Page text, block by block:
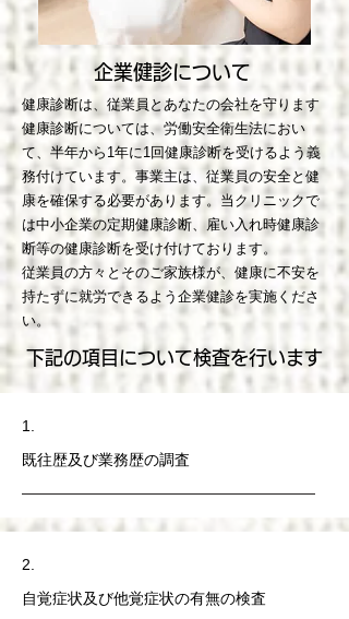
企業健診について
健康診断は、従業員とあなたの会社を守ります
健康診断については、労働安全衛生法におい
て、半年から1年に1回健康診断を受けるよう義
務付けています。事業主は、従業員の安全と健
康を確保する必要があります。当クリニックで
は中小企業の定期健康診断、雇い入れ時健康診
断等の健康診断を受け付けております。
従業員の方々とそのご家族様が、健康に不安を
持たずに就労できるよう企業健診を実施くださ
い。
下記の項目について検査を行います
1.
既往歴及び業務歴の調査
2.
自覚症状及び他覚症状の有無の検査